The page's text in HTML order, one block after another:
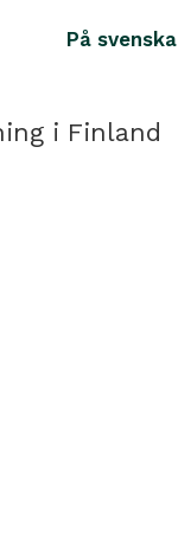
På svenska
i Finland